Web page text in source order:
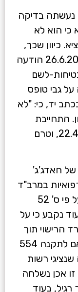
נעשתה בדיקה
כי הוא לא
כיוון שכך,
הוכנה ברשות הרישוי בתאריך 26.6.2001 הודעה
לשם
גבי טופס
יד, כי: "לא
התחייבת
להסדיר זאת תוך חודש מ-22.4.2001, וטרם
של חאדג'ג'
במרב"ד
וימצא מתאים לנהוג ברכב מנועי על פי ס' 52
נקבע כי על
הרישוי תוך
שבעה ימים מיום ההחלטה, בהתאם לתקנה 554
רשות
זו אכן נשלחה
בעוד